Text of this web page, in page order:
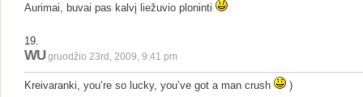
Aurimai, buvai pas kalvį liežuvio ploninti
19.
WU gruodžio 23rd, 2009, 9:41 pm
Kreivaranki, you’re so lucky, you’ve got a man crush )